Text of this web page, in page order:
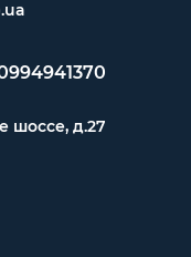
шоссе, д.27